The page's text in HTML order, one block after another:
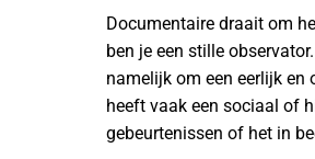
Documentaire draait om
ben je een stille
namelijk om een eerlijk en
heeft vaak een sociaal of
gebeurtenissen of het in